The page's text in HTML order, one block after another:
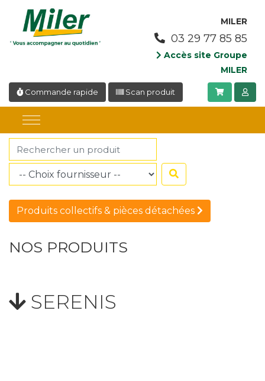
MILER
03 29 77 85 85
Accès site Groupe
MILER
Commande rapide Scan produit
Produits collectifs & pièces détachées
NOS PRODUITS
SERENIS
Panneau de gestion des cookies